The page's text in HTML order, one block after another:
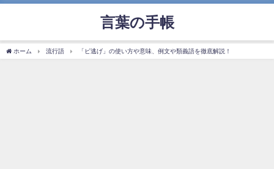
言葉の手帳
ホーム 流行語 「ピ逃げ」の使い方や意味、例文や類義語を徹底解説！